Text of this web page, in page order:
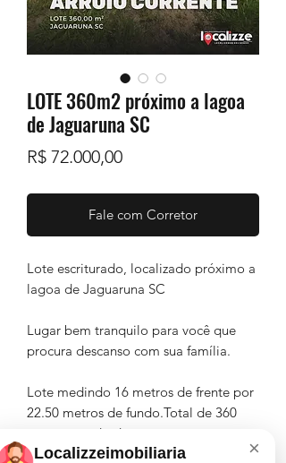
LOTE 360m2 próximo a lagoa
de Jaguaruna SC
R$ 72.000,00Preço
Fale com Corretor
Lote escriturado, localizado próximo a
lagoa de Jaguaruna SC
Lugar bem tranquilo para você que
procura descanso com sua família.
Lote medindo 16 metros de frente por
22.50 metros de fundo.Total de 360
metros quadrados.
×
Localizzeimobiliaria